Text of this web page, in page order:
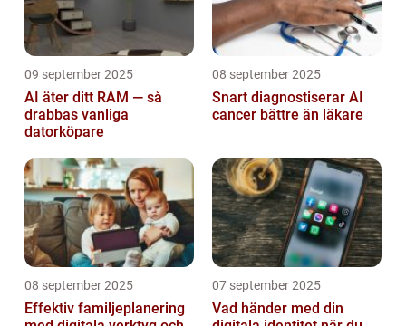
09 september 2025
AI äter ditt RAM — så
drabbas vanliga
datorköpare
08 september 2025
Snart diagnostiserar AI
cancer bättre än läkare
08 september 2025
Effektiv familjeplanering
07 september 2025
Vad händer med din